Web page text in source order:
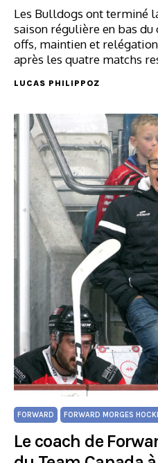
Les Bulldogs ont terminé
saison régulière en bas
offs, maintien et
après les quatre matchs
LUCAS PHILIPPOZ
FORWARD FORWARD MORGES
Le coach de